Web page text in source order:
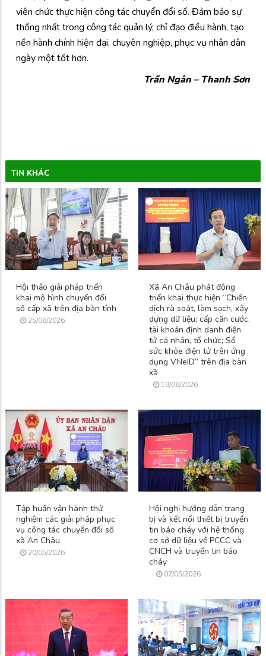
viên chức thực hiện công tác chuyển đổi số. Đảm bảo sự
thống nhất trong công tác quản lý, chỉ đạo điều hành, tạo
nền hành chính hiện đại, chuyên nghiệp, phục vụ nhân dân
ngày một tốt hơn.
Trần Ngân – Thanh Sơn
TIN KHÁC
Hội thảo giải pháp triển
khai mô hình chuyển đổi
số cấp xã trên địa bàn tỉnh
25/06/2026
Xã An Châu phát động
triển khai thực hiện “Chiến
dịch rà soát, làm sạch, xây
dựng dữ liệu; cấp căn cước,
tài khoản định danh điện
tử cá nhân, tổ chức; Sổ
sức khỏe điện tử trên ứng
dụng VNeID” trên địa bàn
xã
19/06/2026
Tập huấn vận hành thử
nghiệm các giải pháp phục
vụ công tác chuyển đổi số
xã An Châu
20/05/2026
Hội nghị hướng dẫn trang
bị và kết nối thiết bị truyền
tin báo cháy với hệ thống
cơ sở dữ liệu về PCCC và
CNCH và truyền tin báo
cháy
07/05/2026